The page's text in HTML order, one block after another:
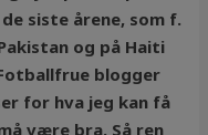
siste årene, som f.
og på Haiti
blogger
for hva jeg kan få
være bra. Så ren